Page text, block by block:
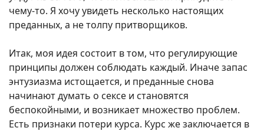
чему-то. Я хочу увидеть несколько настоящих
преданных, а не толпу притворщиков.
Итак, моя идея состоит в том, что регулирующие
принципы должен соблюдать каждый. Иначе запас
энтузиазма истощается, и преданные снова
начинают думать о сексе и становятся
беспокойными, и возникает множество проблем.
Есть признаки потери курса. Курс же заключается в